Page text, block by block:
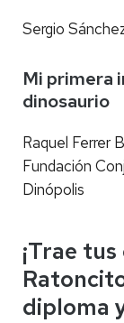
Sergio
Mi primera
dinosaurio
Raquel Ferrer
Fundación
Dinópolis
¡Trae
diploma